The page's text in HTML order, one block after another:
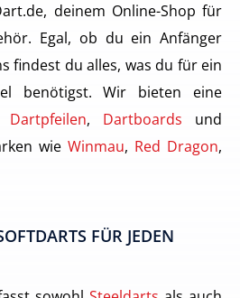
deinem Online-Shop für
Egal, ob du ein Anfänger
findest du alles, was du für ein
benötigst. Wir bieten eine
Dartpfeilen, Dartboards und
wie Winmau, Red Dragon,
FÜR JEDEN